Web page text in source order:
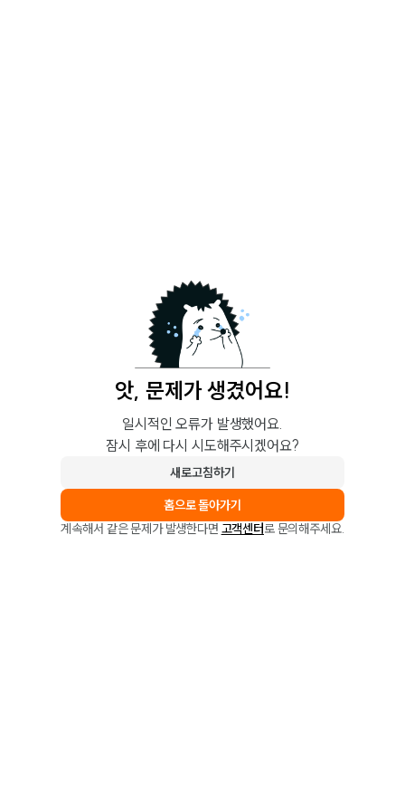
앗, 문제가 생겼어요!
일시적인 오류가 발생했어요.
잠시 후에 다시 시도해주시겠어요?
새로고침하기
홈으로 돌아가기
계속해서 같은 문제가 발생한다면 고객센터로 문의해주세요.